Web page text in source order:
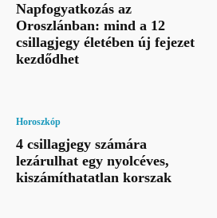
Napfogyatkozás az
Oroszlánban: mind a 12
csillagjegy életében új fejezet
kezdődhet
Horoszkóp
4 csillagjegy számára
lezárulhat egy nyolcéves,
kiszámíthatatlan korszak